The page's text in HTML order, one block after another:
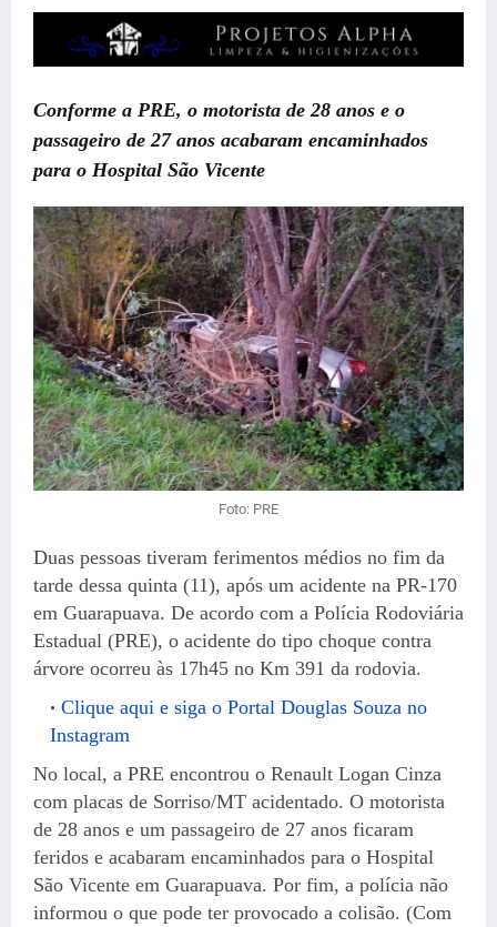
Conforme a PRE, o motorista de 28 anos e o
passageiro de 27 anos acabaram encaminhados
para o Hospital São Vicente
Foto: PRE
Duas pessoas tiveram ferimentos médios no fim da
tarde dessa quinta (11), após um acidente na PR-170
em Guarapuava. De acordo com a Polícia Rodoviária
Estadual (PRE), o acidente do tipo choque contra
árvore ocorreu às 17h45 no Km 391 da rodovia.
Clique aqui e siga o Portal Douglas Souza no
Instagram
No local, a PRE encontrou o Renault Logan Cinza
com placas de Sorriso/MT acidentado. O motorista
de 28 anos e um passageiro de 27 anos ficaram
feridos e acabaram encaminhados para o Hospital
São Vicente em Guarapuava. Por fim, a polícia não
informou o que pode ter provocado a colisão. (Com